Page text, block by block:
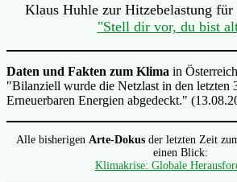
Klaus Huhle zur Hitzebelastung für
"Stell dir vor, du bist
Daten und Fakten zum Klima in
"Bilanziell wurde die Netzlast in den letzten
Erneuerbaren Energien abgedeckt."
Alle bisherigen Arte-Dokusder letzten Zeit
einen Blick:
Klimakrise: Globale